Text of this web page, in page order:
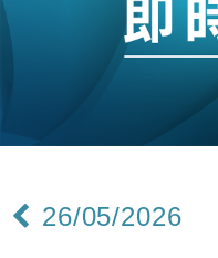
財經｜日經失守
15:47
財經｜恒隆10月
財經｜韓股反覆
12:44
財經｜日本春季
26/05/2026